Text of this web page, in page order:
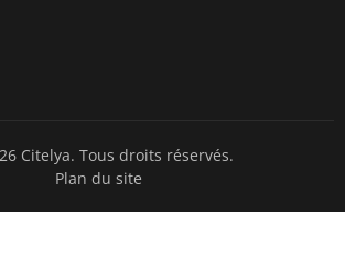
Citelya. Tous droits réservés.
Plan du site